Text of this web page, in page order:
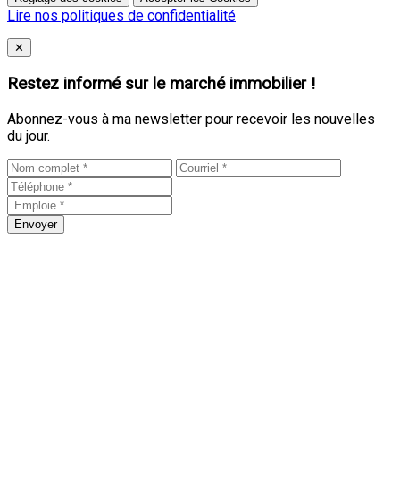
Lire nos politiques de confidentialité
Close
✕
Restez informé sur le marché immobilier !
Abonnez-vous à ma newsletter pour recevoir les nouvelles
du jour.
Envoyer